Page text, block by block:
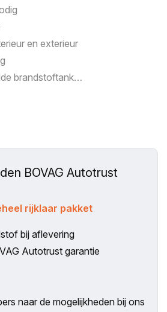
en exterieur
brandstoftank
BOVAG Autotrust
rijklaar pakket
bij aflevering
Autotrust garantie
naar de mogelijkheden bij ons